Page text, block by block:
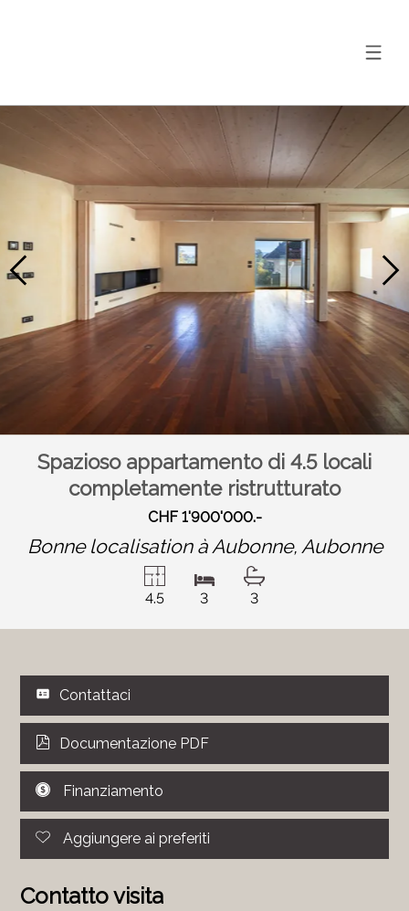
Spazioso appartamento di 4.5 locali
completamente ristrutturato
CHF 1'900'000.-
Bonne localisation à Aubonne, Aubonne
4.5 3 3
Contattaci
Documentazione PDF
Finanziamento
Aggiungere ai preferiti
Contatto visita